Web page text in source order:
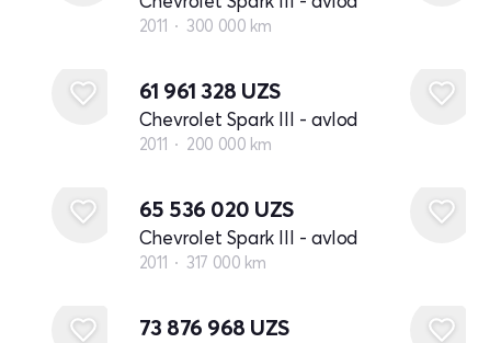
2011 300 000 km
61 961 328 UZS
Chevrolet Spark III - avlod
2011 200 000 km
65 536 020 UZS
Chevrolet Spark III - avlod
2011 317 000 km
73 876 968 UZS